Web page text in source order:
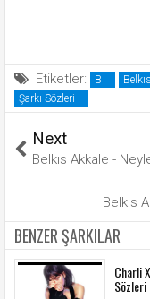
Etiketler: B
Şarkı Sözleri
Next
Belkıs Akkale -
Belkıs
BENZER ŞARKILAR
Charli